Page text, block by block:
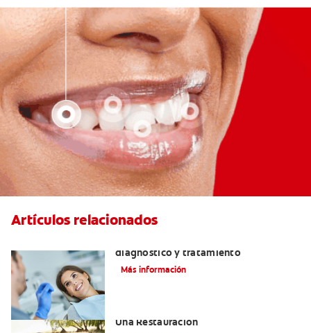
Artículos relacionados
diagnóstico y tratamiento
Más información
Una Restauración